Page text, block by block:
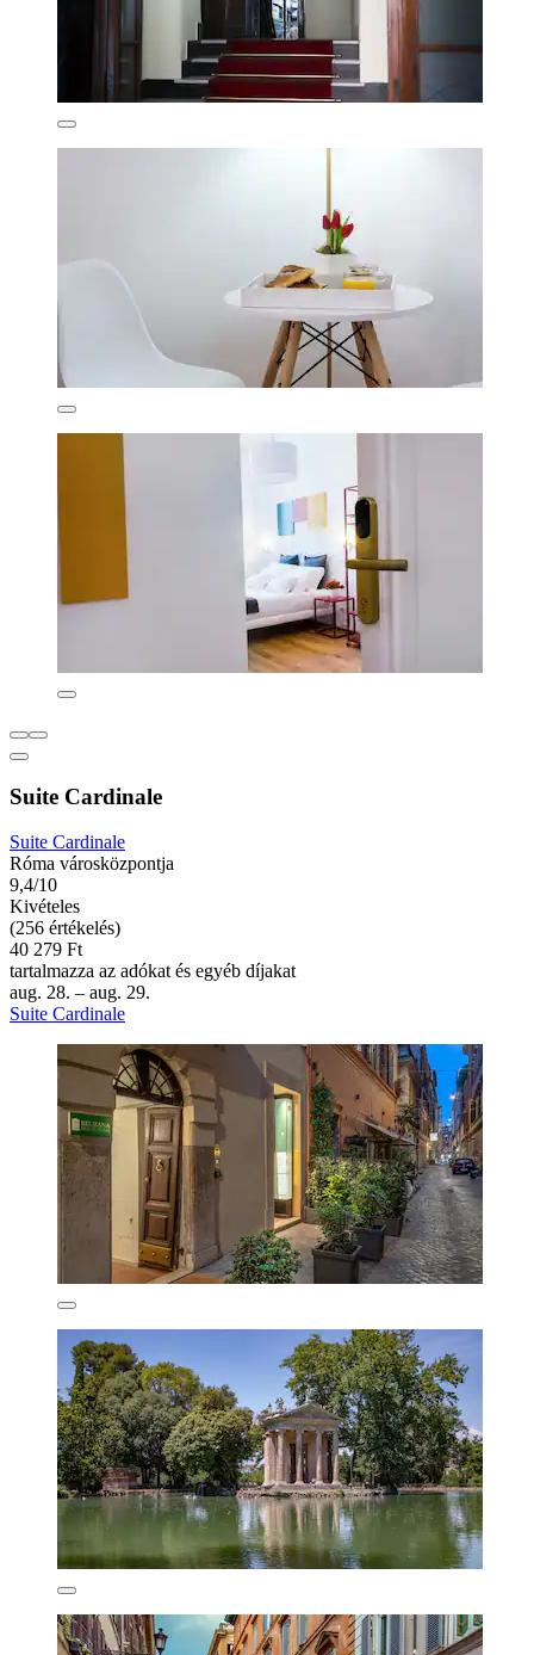
Suite Cardinale
Suite Cardinale
Róma városközpontja
9,4/10
Kivételes
(256 értékelés)
40 279 Ft
tartalmazza az adókat és egyéb díjakat
aug. 28. – aug. 29.
Suite Cardinale